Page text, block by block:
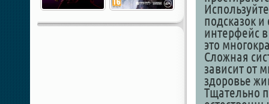
подсказок
интерфейс
это
Сложная
зависит от
здоровье
Тщательно